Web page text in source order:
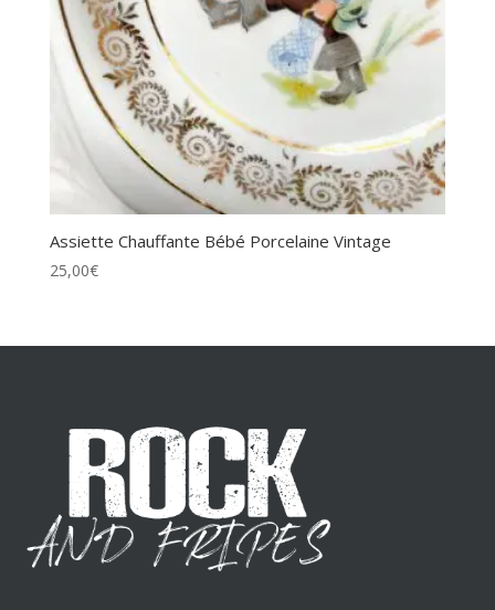
Assiette Chauffante Bébé Porcelaine Vintage
25,00€